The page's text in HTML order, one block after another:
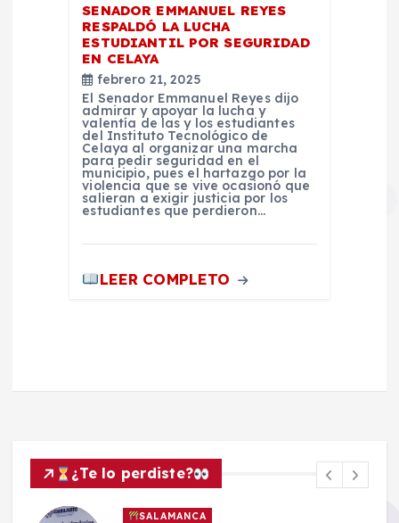
SENADOR EMMANUEL REYES
RESPALDÓ LA LUCHA
ESTUDIANTIL POR SEGURIDAD
EN CELAYA
febrero 21, 2025
El Senador Emmanuel Reyes dijo
admirar y apoyar la lucha y
valentía de las y los estudiantes
del Instituto Tecnológico de
Celaya al organizar una marcha
para pedir seguridad en el
municipio, pues el hartazgo por la
violencia que se vive ocasionó que
salieran a exigir justicia por los
estudiantes que perdieron…
LEER COMPLETO
¿Te lo perdiste?
SALAMANCA